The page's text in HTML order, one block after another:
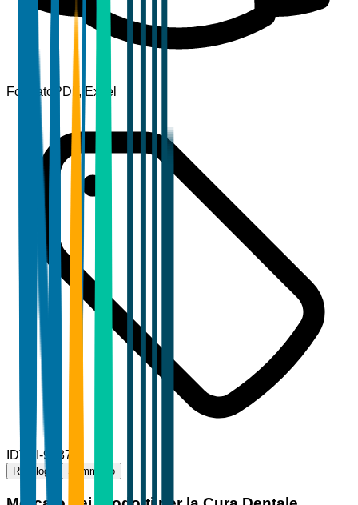
Formato PDF, Excel
IDTBI-97371
Riepilogo Sommario